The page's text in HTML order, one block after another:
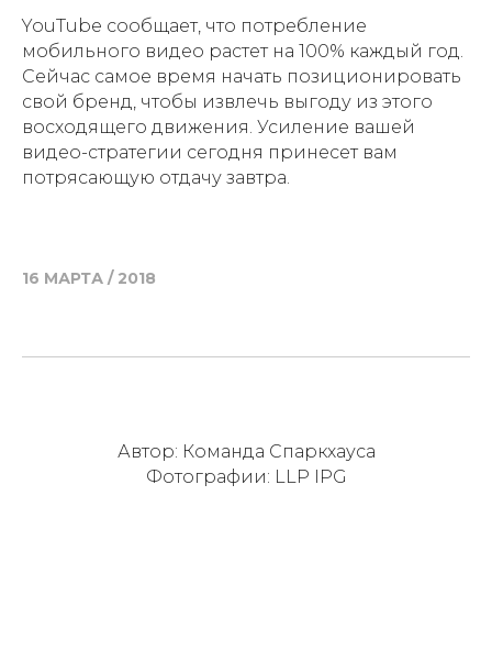
YouTube сообщает, что потребление
мобильного видео растет на 100% каждый год.
Сейчас самое время начать позиционировать
свой бренд, чтобы извлечь выгоду из этого
восходящего движения. Усиление вашей
видео-стратегии сегодня принесет вам
потрясающую отдачу завтра.
16 МАРТА / 2018
Автор: Команда Спаркхауса
Фотографии: LLP IPG